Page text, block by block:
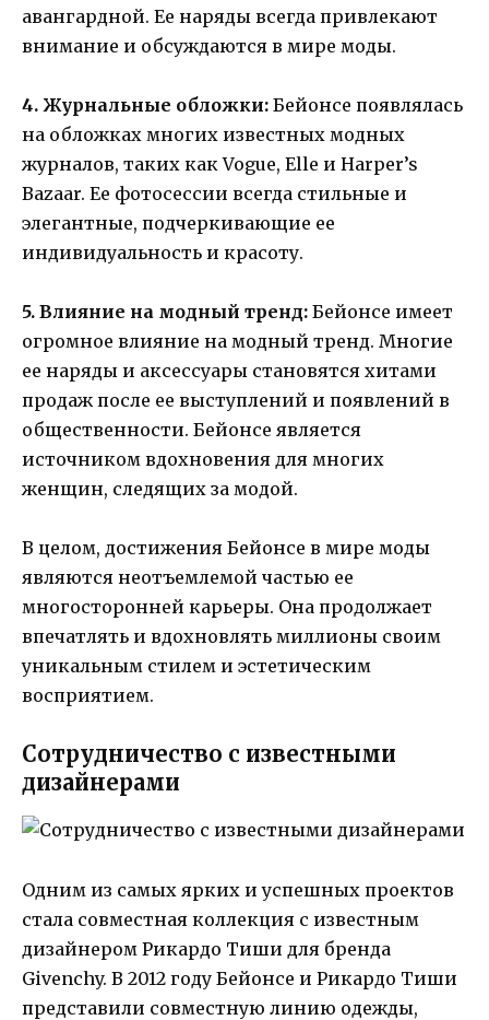
авангардной. Ее наряды всегда привлекают
внимание и обсуждаются в мире моды.
4. Журнальные обложки: Бейонсе появлялась
на обложках многих известных модных
журналов, таких как Vogue, Elle и Harper’s
Bazaar. Ее фотосессии всегда стильные и
элегантные, подчеркивающие ее
индивидуальность и красоту.
5. Влияние на модный тренд: Бейонсе имеет
огромное влияние на модный тренд. Многие
ее наряды и аксессуары становятся хитами
продаж после ее выступлений и появлений в
общественности. Бейонсе является
источником вдохновения для многих
женщин, следящих за модой.
В целом, достижения Бейонсе в мире моды
являются неотъемлемой частью ее
многосторонней карьеры. Она продолжает
впечатлять и вдохновлять миллионы своим
уникальным стилем и эстетическим
восприятием.
Сотрудничество с известными
дизайнерами
Одним из самых ярких и успешных проектов
стала совместная коллекция с известным
дизайнером Рикардо Тиши для бренда
Givenchy. В 2012 году Бейонсе и Рикардо Тиши
представили совместную линию одежды,